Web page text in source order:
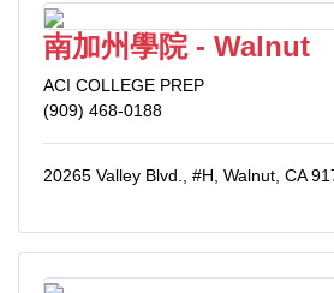
南加州學院 - Walnut
ACI COLLEGE PREP
(909) 468-0188
20265 Valley Blvd., #H, Walnut, CA